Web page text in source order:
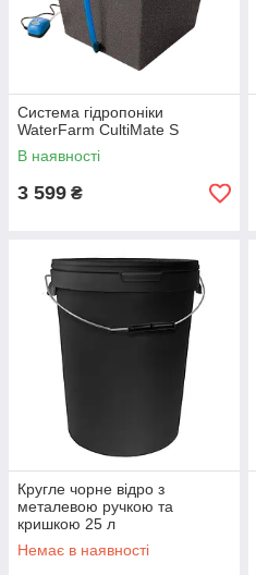
Система гідропоніки
WaterFarm CultiMate S
В наявності
3 599 ₴
Кругле чорне відро з
металевою ручкою та
кришкою 25 л
Немає в наявності